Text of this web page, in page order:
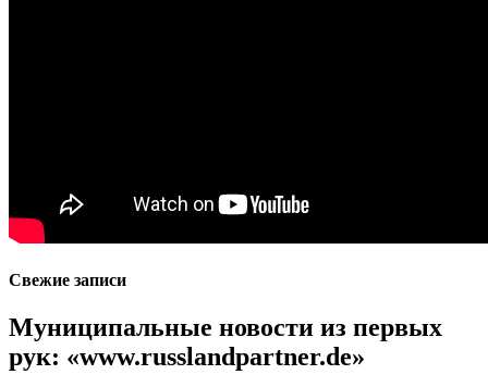
Свежие записи
Муниципальные новости из первых
рук: «www.russlandpartner.de»